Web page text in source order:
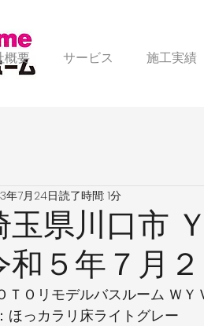
概要 サービス 施工実績
玉県川口市
和５年７月
年7月24日読了時間: 1分
ＴＯリモデルバスルーム ＷＹ
ほっカラリ床ライトグレー